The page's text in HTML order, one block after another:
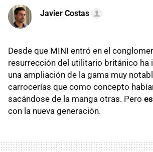
Javier Costas
Desde que MINI entró en el
resurrección del utilitario británico ha
una ampliación de la gama muy
carrocerías que como concepto
sacándose de la manga otras. Pero
con la nueva generación.